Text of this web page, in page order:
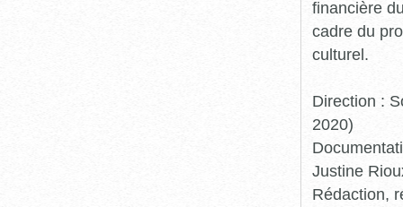
financière
cadre du
culturel.
Direction :
2020)
Justine
Rédaction,